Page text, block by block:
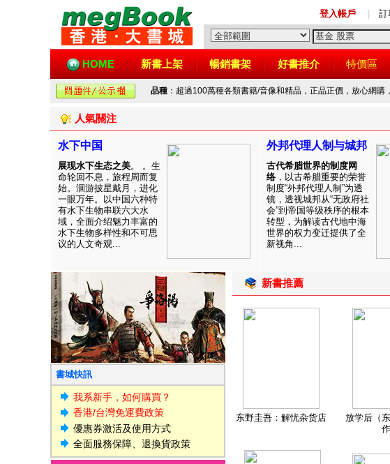
登入帳戶 訂
HOME 新書上架 暢銷書架 好書推介 特價區
品種 ：超過100萬種各類書籍/音像和精品，正品正價，放心網購
人氣關注
水下中国
展现水下生态之美。 。生
命轮回不息，旅程周而复
始。洄游披星戴月，进化
一眼万年。以中国六种特
有水下生物串联六大水
域，全面介绍魅力丰富的
水下生物多样性和不可思
议的人文奇观...
外邦代理人制与城邦
古代希腊世界的制度网
络 ，以古希腊重要的荣誉
制度“外邦代理人制”为透
镜，透视城邦从“无政府社
会”到帝国等级秩序的根本
转型，为解读古代地中海
世界的权力变迁提供了全
新视角...
書城快訊
我系新手，如何購買？
香港/台灣免運費政策
優惠券激活及使用方式
全面服務保障、退換貨政策
新書推薦
东野圭吾：解忧杂货店
放学后（
作